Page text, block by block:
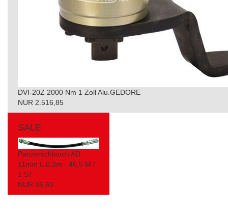
DVI-20Z 2000 Nm 1 Zoll Alu.GEDORE
NUR 2.516,85
SALE
Panzerschlauch AD
11mm L.0,3m - 46,5 M /
1 ST
NUR 16,60